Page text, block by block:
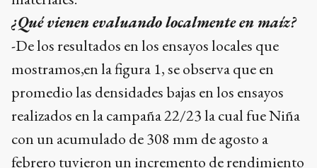
¿Qué vienen evaluando localmente en maíz?
-De los resultados en los ensayos locales que
mostramos,en la figura 1, se observa que en
promedio las densidades bajas en los ensayos
realizados en la campaña 22/23 la cual fue Niña
con un acumulado de 308 mm de agosto a
febrero tuvieron un incremento de rendimiento